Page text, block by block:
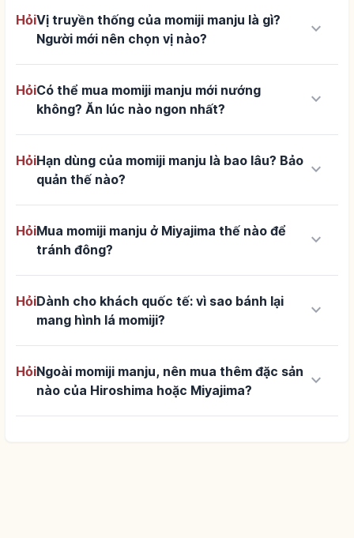
HỏiVị truyền thống của momiji manju là gì?
Người mới nên chọn vị nào?
keyboard_arrow_down
HỏiCó thể mua momiji manju mới nướng
không? Ăn lúc nào ngon nhất?
keyboard_arrow_down
HỏiHạn dùng của momiji manju là bao lâu? Bảo
quản thế nào?
keyboard_arrow_down
HỏiMua momiji manju ở Miyajima thế nào để
tránh đông?
keyboard_arrow_down
HỏiDành cho khách quốc tế: vì sao bánh lại
mang hình lá momiji?
keyboard_arrow_down
HỏiNgoài momiji manju, nên mua thêm đặc sản
nào của Hiroshima hoặc Miyajima?
keyboard_arrow_down